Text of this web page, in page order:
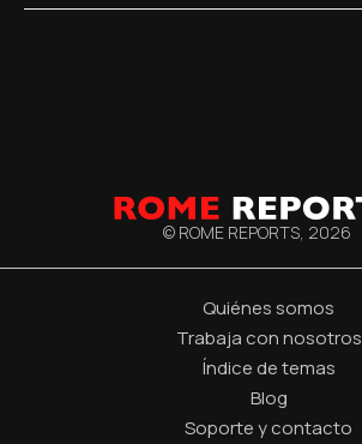
© ROME REPORTS, 2026
Quiénes somos
Trabaja con nosotros
Índice de temas
Blog
Soporte y contacto